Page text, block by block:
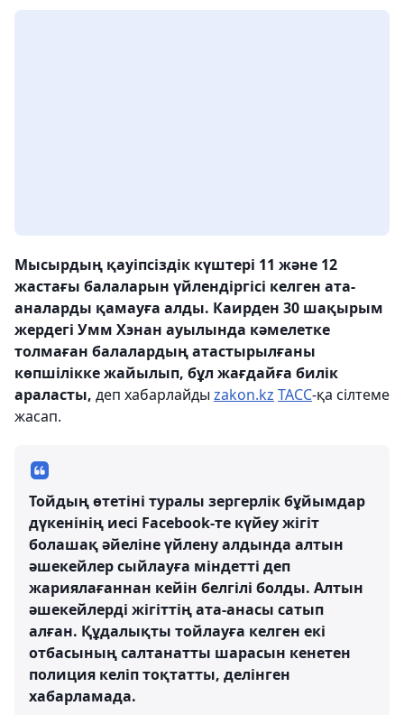
Мысырдың қауіпсіздік күштері 11 және 12
жастағы балаларын үйлендіргісі келген ата-
аналарды қамауға алды. Каирден 30 шақырым
жердегі Умм Хэнан ауылында кәмелетке
толмаған балалардың атастырылғаны
көпшілікке жайылып, бұл жағдайға билік
араласты, деп хабарлайды zakon.kz ТАСС-қа сілтеме
жасап.
Тойдың өтетіні туралы зергерлік бұйымдар
дүкенінің иесі Facebook-те күйеу жігіт
болашақ әйеліне үйлену алдында алтын
әшекейлер сыйлауға міндетті деп
жариялағаннан кейін белгілі болды. Алтын
әшекейлерді жігіттің ата-анасы сатып
алған. Құдалықты тойлауға келген екі
отбасының салтанатты шарасын кенетен
полиция келіп тоқтатты, делінген
хабарламада.